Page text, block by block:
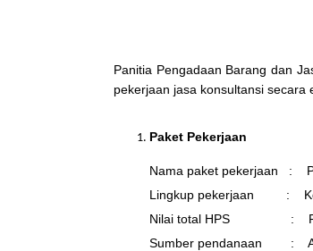
Panitia Pengadaan Barang dan
pekerjaan jasa konsultansi secara
Paket Pekerjaan
Nama paket pekerjaan :
Lingkup pekerjaan :
Nilai total HPS : Rp.
Sumber pendanaan :